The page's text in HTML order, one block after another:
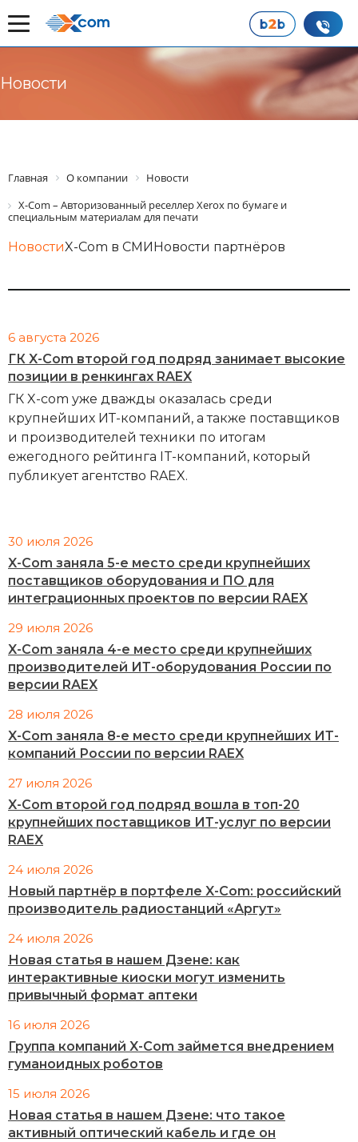
Новости
Главная О компании
Новости
X-Com – Авторизованный реселлер Xerox по бумаге и
специальным материалам для печати
НовостиX-Com в СМИНовости партнёров
6 августа 2026
ГК X-Com второй год подряд занимает высокие
позиции в ренкингах RAEX
ГК X-com уже дважды оказалась среди
крупнейших ИТ-компаний, а также поставщиков
и производителей техники по итогам
ежегодного рейтинга IT-компаний, который
публикует агентство RAEX.
30 июля 2026
X-Com заняла 5-е место среди крупнейших
поставщиков оборудования и ПО для
интеграционных проектов по версии RAEX
29 июля 2026
X-Com заняла 4-е место среди крупнейших
производителей ИТ-оборудования России по
версии RAEX
28 июля 2026
X-Com заняла 8-е место среди крупнейших ИТ-
компаний России по версии RAEX
27 июля 2026
X-Com второй год подряд вошла в топ-20
крупнейших поставщиков ИТ-услуг по версии
RAEX
24 июля 2026
Новый партнёр в портфеле X-Com: российский
производитель радиостанций «Аргут»
24 июля 2026
Новая статья в нашем Дзене: как
интерактивные киоски могут изменить
привычный формат аптеки
16 июля 2026
Группа компаний X-Com займется внедрением
гуманоидных роботов
15 июля 2026
Новая статья в нашем Дзене: что такое
активный оптический кабель и где он